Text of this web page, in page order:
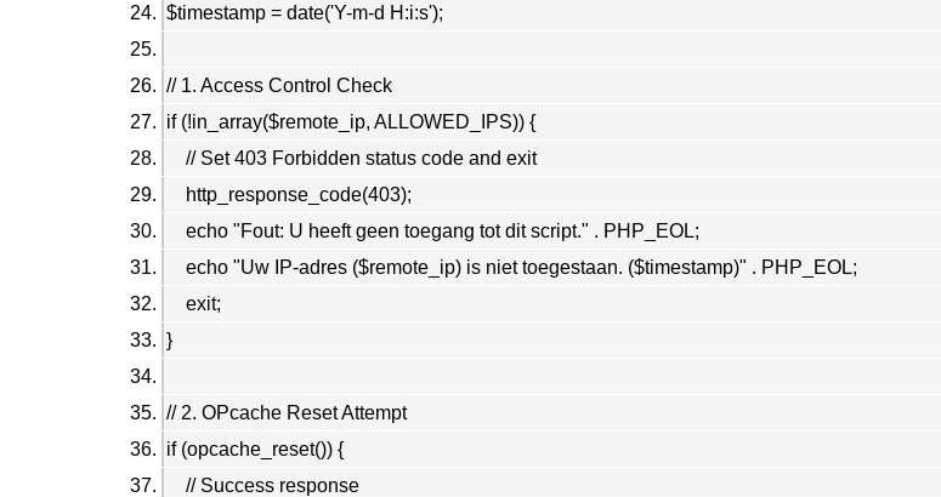
$timestamp = date('Y-m-d H:i:s');
// 1. Access Control Check
if (!in_array($remote_ip, ALLOWED_IPS)) {
// Set 403 Forbidden status code and exit
http_response_code(403);
echo "Fout: U heeft geen toegang tot dit script." . PHP_EOL;
echo "Uw IP-adres ($remote_ip) is niet toegestaan. ($timestamp)" . PHP_EOL;
exit;
}
// 2. OPcache Reset Attempt
if (opcache_reset()) {
// Success response